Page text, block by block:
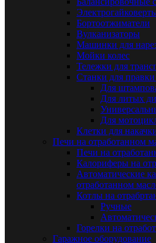
Бортоотжиматели
Вулканизаторы
Машинки для
Мойки колес
Тележки для
Станки для правки
Для
Для литых
Для
Клетки для
Печи на отработанном
Печи на
Калориферы на
Автоматические
отработанном
Котлы на
Ручные
Горелки на
Гаражное оборудование